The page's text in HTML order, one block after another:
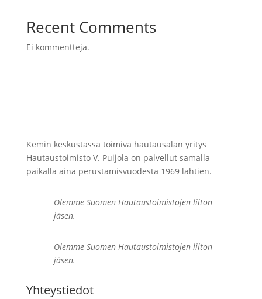
Recent Comments
Ei kommentteja.
Kemin keskustassa toimiva hautausalan yritys
Hautaustoimisto V. Puijola on palvellut samalla
paikalla aina perustamisvuodesta 1969 lähtien.
Olemme Suomen Hautaustoimistojen liiton
jäsen.
Olemme Suomen Hautaustoimistojen liiton
jäsen.
Yhteystiedot